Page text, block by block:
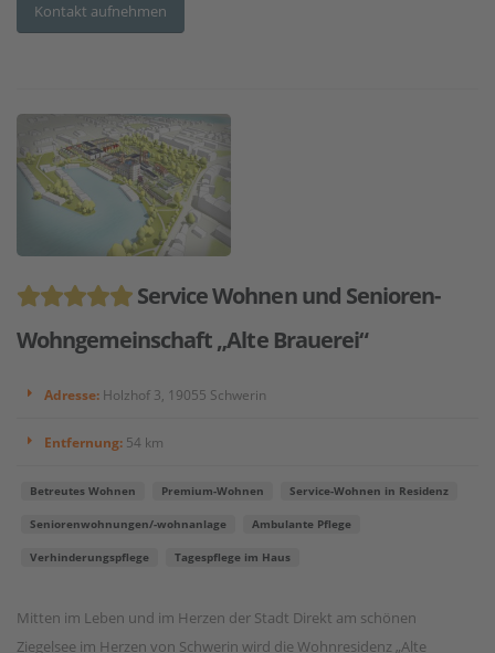
Kontakt aufnehmen
Service Wohnen und Senioren-
Wohngemeinschaft „Alte Brauerei“
Adresse: Holzhof 3, 19055 Schwerin
Entfernung: 54 km
Betreutes Wohnen Premium-Wohnen Service-Wohnen in Residenz
Seniorenwohnungen/-wohnanlage Ambulante Pflege
Verhinderungspflege Tagespflege im Haus
Mitten im Leben und im Herzen der Stadt Direkt am schönen
Ziegelsee im Herzen von Schwerin wird die Wohnresidenz „Alte